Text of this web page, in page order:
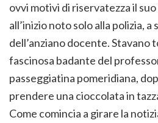
ovvi motivi di riservatezza il
all’inizio noto solo alla polizia,
dell’anziano docente. Stavano
fascinosa badante del
passeggiatina pomeridiana,
prendere una cioccolata in
Come comincia a girare la